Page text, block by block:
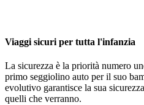
Viaggi sicuri per tutta l'infanzia
La sicurezza è la priorità numero
primo seggiolino auto per il suo
evolutivo garantisce la sua
quelli che verranno.